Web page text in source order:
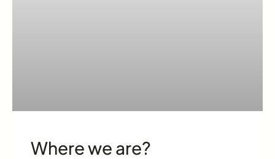
Where we are?